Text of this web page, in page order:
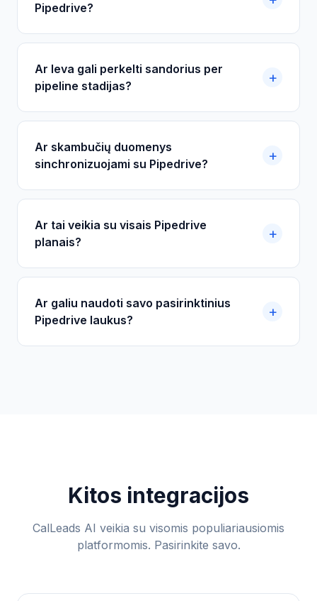
Pipedrive?
Ar Ieva gali perkelti sandorius per
pipeline stadijas?
Ar skambučių duomenys
sinchronizuojami su Pipedrive?
Ar tai veikia su visais Pipedrive
planais?
Ar galiu naudoti savo pasirinktinius
Pipedrive laukus?
Kitos integracijos
CalLeads AI veikia su visomis populiariausiomis
platformomis. Pasirinkite savo.